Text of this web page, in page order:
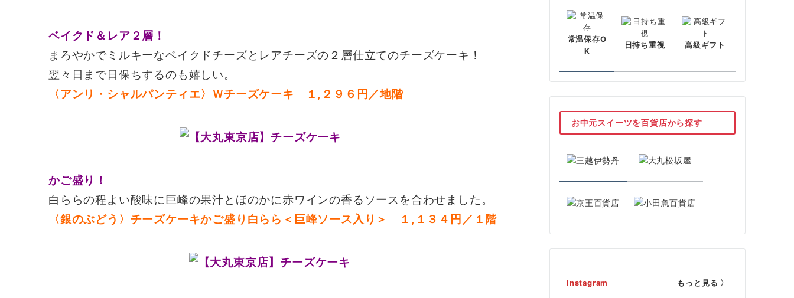
ベイクド＆レア２層！
まろやかでミルキーなベイクドチーズとレアチーズの２層仕立てのチーズケーキ！
翌々日まで日保ちするのも嬉しい。
〈アンリ・シャルパンティエ〉Ｗチーズケーキ １,２９６円／地階
かご盛り！
白ららの程よい酸味に巨峰の果汁とほのかに赤ワインの香るソースを合わせました。
〈銀のぶどう〉チーズケーキかご盛り白らら＜巨峰ソース入り＞ １,１３４円／１階
常温保存O
K
日持ち重視 高級ギフト
お中元スイーツを百貨店から探す
Instagram もっと見る 〉